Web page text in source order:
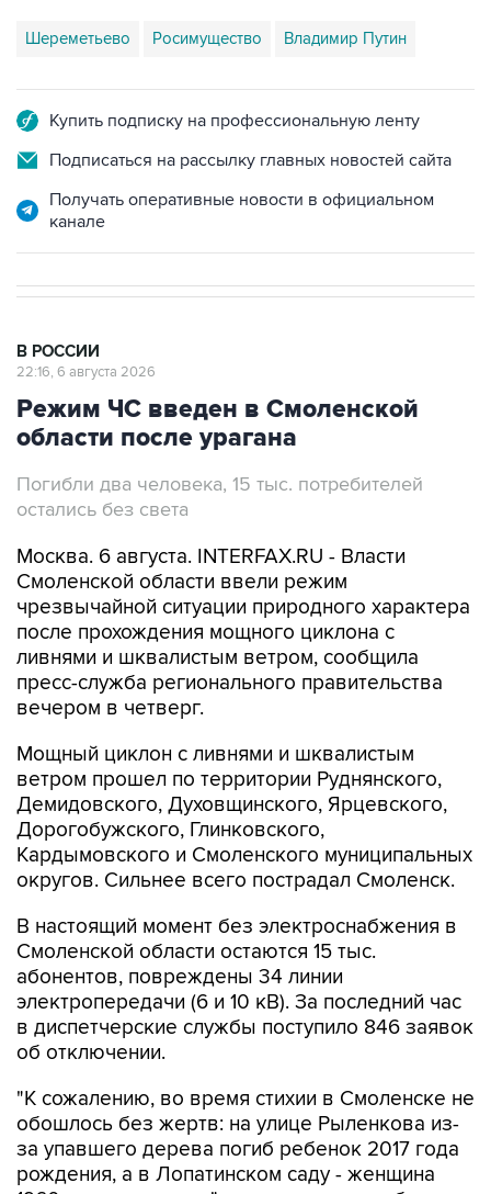
Шереметьево Росимущество Владимир Путин
Купить подписку на профессиональную ленту
Подписаться на рассылку главных новостей сайта
Получать оперативные новости в официальном
канале
В РОССИИ
22:16, 6 августа 2026
Режим ЧС введен в Смоленской
области после урагана
Погибли два человека, 15 тыс. потребителей
остались без света
Москва. 6 августа. INTERFAX.RU - Власти
Смоленской области ввели режим
чрезвычайной ситуации природного характера
после прохождения мощного циклона с
ливнями и шквалистым ветром, сообщила
пресс-служба регионального правительства
вечером в четверг.
Мощный циклон с ливнями и шквалистым
ветром прошел по территории Руднянского,
Демидовского, Духовщинского, Ярцевского,
Дорогобужского, Глинковского,
Кардымовского и Смоленского муниципальных
округов. Сильнее всего пострадал Смоленск.
В настоящий момент без электроснабжения в
Смоленской области остаются 15 тыс.
абонентов, повреждены 34 линии
электропередачи (6 и 10 кВ). За последний час
в диспетчерские службы поступило 846 заявок
об отключении.
"К сожалению, во время стихии в Смоленске не
обошлось без жертв: на улице Рыленкова из-
за упавшего дерева погиб ребенок 2017 года
рождения, а в Лопатинском саду - женщина